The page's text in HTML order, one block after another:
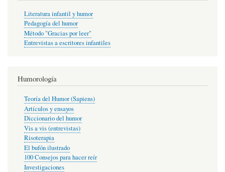
Literatura infantil y humor
Pedagogía del humor
Método "Gracias por leer"
Entrevistas a escritores infantiles
Humorología
Teoría del Humor (Sapiens)
Artículos y ensayos
Diccionario del humor
Vis a vis (entrevistas)
Risoterapia
El bufón ilustrado
100 Consejos para hacer reír
Investigaciones